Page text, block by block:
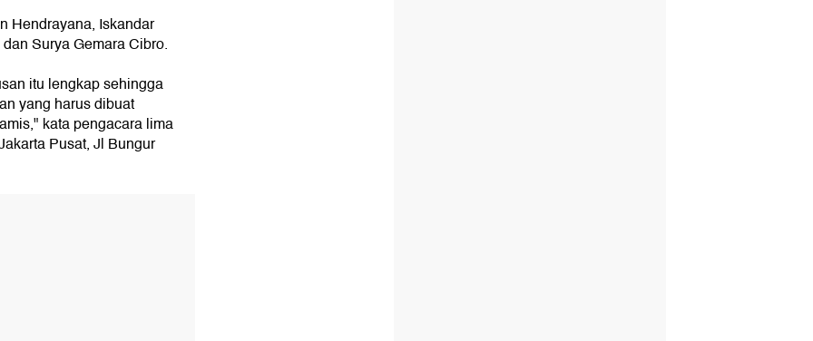
Hendrayana, Iskandar
Surya Gemara Cibro.
itu lengkap sehingga
yang harus dibuat
kata pengacara lima
Pusat, Jl Bungur